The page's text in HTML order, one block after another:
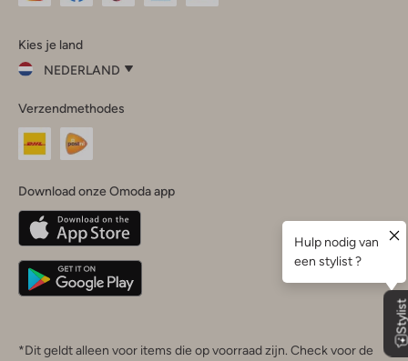
InstagramFacebook
Kies je land
NEDERLAND
je
land
Nederland
Belgique(Français)
Deutschland
Verzendmethodes
Download onze Omoda app
*Dit geldt alleen voor items die op voorraad zijn. Check voor de